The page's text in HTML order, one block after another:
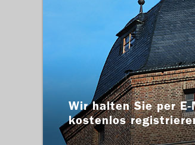
Wir halten Sie per
kostenlos